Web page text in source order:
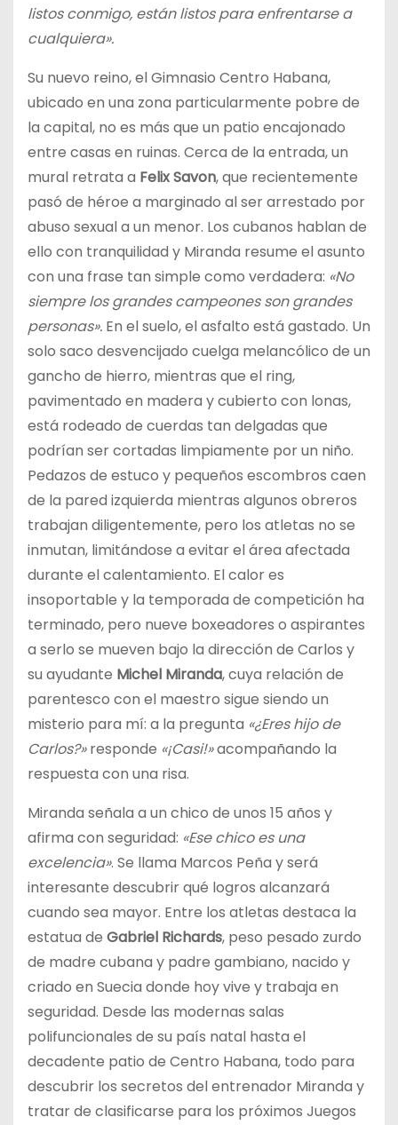
listos conmigo, están listos para enfrentarse a
cualquiera».
Su nuevo reino, el Gimnasio Centro Habana,
ubicado en una zona particularmente pobre de
la capital, no es más que un patio encajonado
entre casas en ruinas. Cerca de la entrada, un
mural retrata a Felix Savon, que recientemente
pasó de héroe a marginado al ser arrestado por
abuso sexual a un menor. Los cubanos hablan de
ello con tranquilidad y Miranda resume el asunto
con una frase tan simple como verdadera: «No
siempre los grandes campeones son grandes
personas». En el suelo, el asfalto está gastado. Un
solo saco desvencijado cuelga melancólico de un
gancho de hierro, mientras que el ring,
pavimentado en madera y cubierto con lonas,
está rodeado de cuerdas tan delgadas que
podrían ser cortadas limpiamente por un niño.
Pedazos de estuco y pequeños escombros caen
de la pared izquierda mientras algunos obreros
trabajan diligentemente, pero los atletas no se
inmutan, limitándose a evitar el área afectada
durante el calentamiento. El calor es
insoportable y la temporada de competición ha
terminado, pero nueve boxeadores o aspirantes
a serlo se mueven bajo la dirección de Carlos y
su ayudante Michel Miranda, cuya relación de
parentesco con el maestro sigue siendo un
misterio para mí: a la pregunta «¿Eres hijo de
Carlos?»responde «¡Casi!»acompañando la
respuesta con una risa.
Miranda señala a un chico de unos 15 años y
afirma con seguridad: «Ese chico es una
excelencia». Se llama Marcos Peña y será
interesante descubrir qué logros alcanzará
cuando sea mayor. Entre los atletas destaca la
estatua de Gabriel Richards, peso pesado zurdo
de madre cubana y padre gambiano, nacido y
criado en Suecia donde hoy vive y trabaja en
seguridad. Desde las modernas salas
polifuncionales de su país natal hasta el
decadente patio de Centro Habana, todo para
descubrir los secretos del entrenador Miranda y
tratar de clasificarse para los próximos Juegos